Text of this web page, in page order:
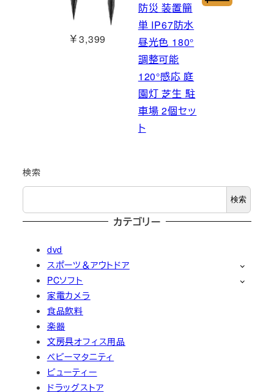
￥3,399
防災 装置簡
単 IP67防水
昼光色 180°
調整可能
120°感応 庭
園灯 芝生 駐
車場 2個セッ
ト
検索
検索
カテゴリー
dvd
スポーツ＆アウトドア
PCソフト
家電カメラ
食品飲料
楽器
文房具オフィス用品
ベビーマタニティ
ビューティー
ドラッグストア